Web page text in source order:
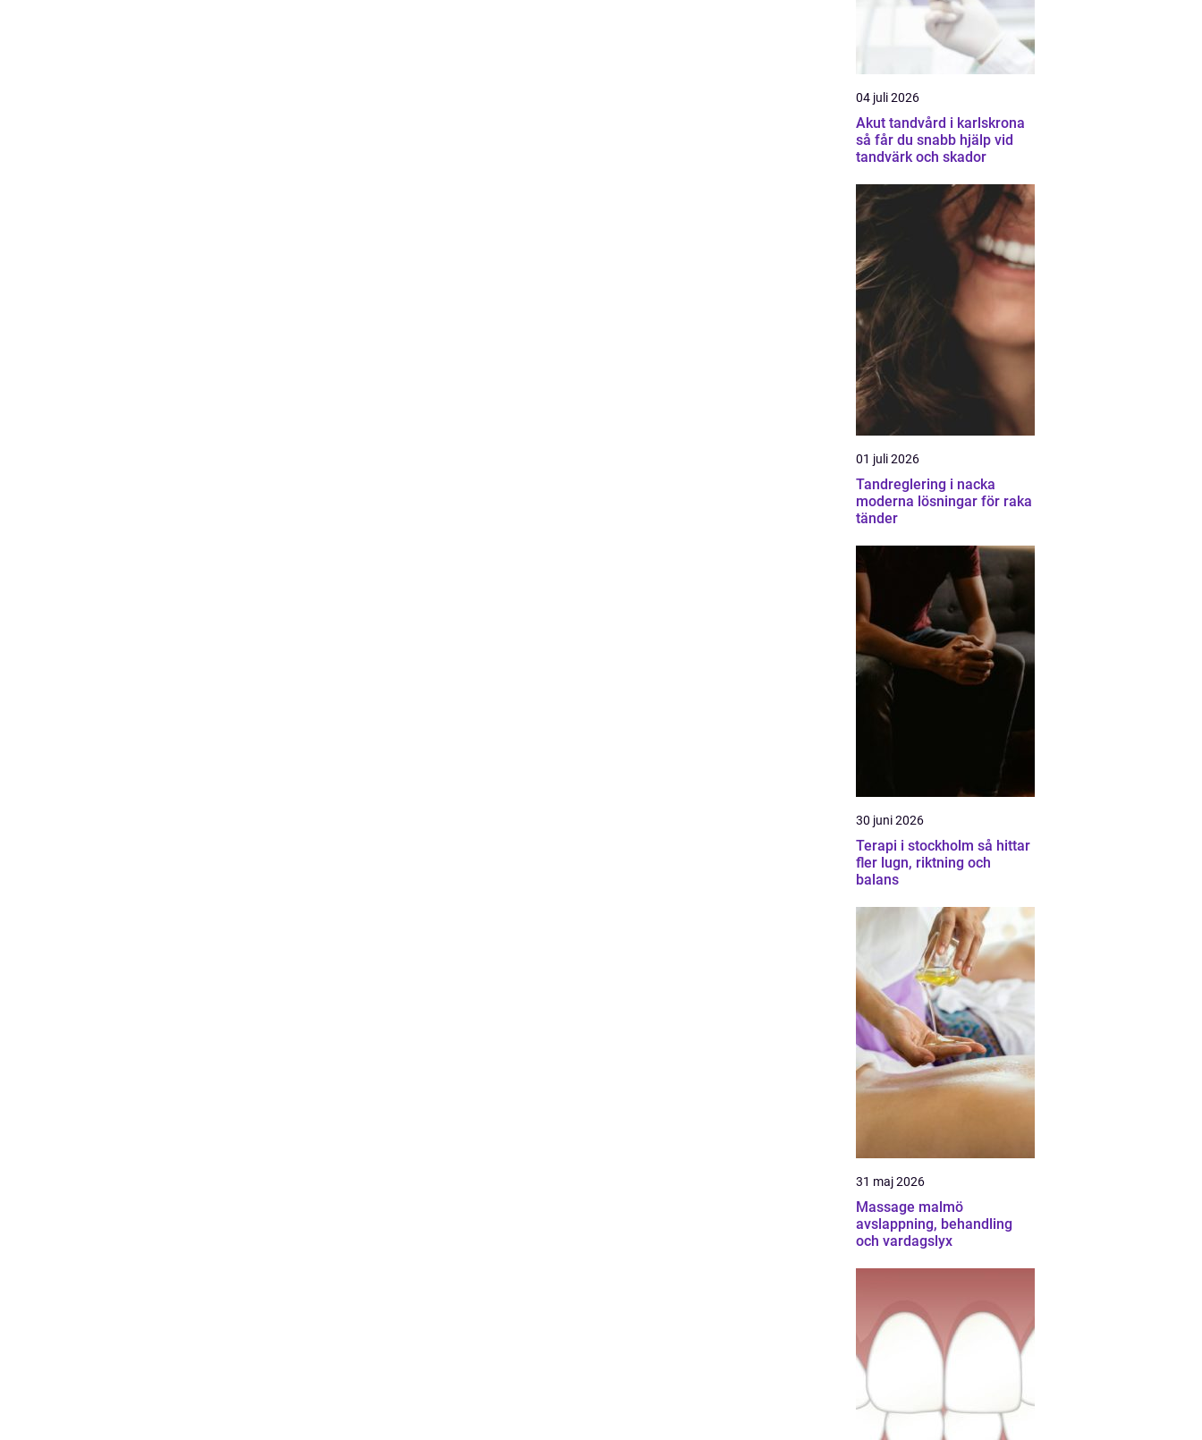
04 juli 2026
Akut tandvård i karlskrona
så får du snabb hjälp vid
tandvärk och skador
01 juli 2026
Tandreglering i nacka
moderna lösningar för raka
tänder
30 juni 2026
Terapi i stockholm så hittar
fler lugn, riktning och
balans
31 maj 2026
Massage malmö
avslappning, behandling
och vardagslyx